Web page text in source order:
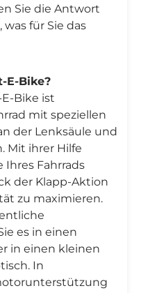
Sie die Antwort
für Sie das
E-Bike?
Bike ist
mit speziellen
der Lenksäule und
Mit ihrer Hilfe
Ihres Fahrrads
der Klapp-Aktion
zu maximieren.
es in einen
in einen kleinen
In